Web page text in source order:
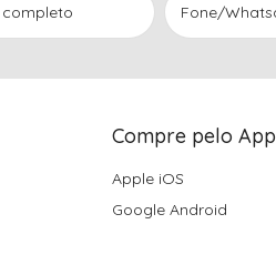
Compre pelo App
Apple iOS
Google Android